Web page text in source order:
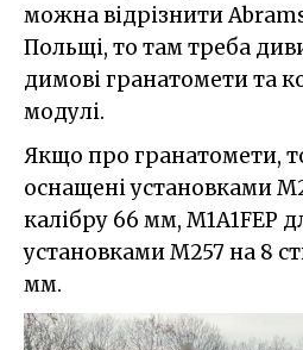
можна відрізнити
Польщі, то там треба
димові гранатомети та
модулі.
Якщо про гранатомети,
оснащені установками
калібру 66 мм, M1A1FEP
установками M257 на 8
мм.